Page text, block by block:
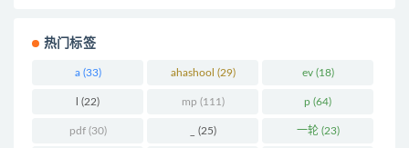
热门标签
a(33) ahashool (29) ev(18)
(22) mp (111) p (64)
pdf(30) (25) 一轮(23)